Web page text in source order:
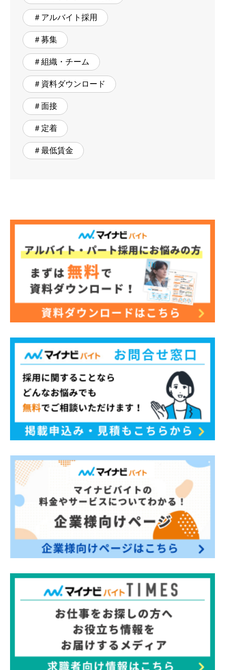
＃アルバイト採用
＃募集
＃組織・チーム
＃資料ダウンロード
＃面接
＃定着
＃最低賃金